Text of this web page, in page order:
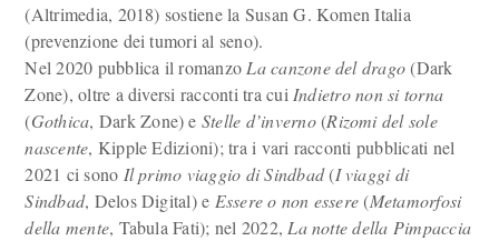
(Altrimedia, 2018) sostiene la Susan G. Komen Italia
(prevenzione dei tumori al seno).
Nel 2020 pubblica il romanzo La canzone del drago(Dark
Zone), oltre a diversi racconti tra cui Indietro non si torna
(Gothica, Dark Zone) e Stelle d’inverno(Rizomi del sole
nascente, Kipple Edizioni); tra i vari racconti pubblicati nel
2021 ci sono Il primo viaggio di Sindbad(I viaggi di
Sindbad, Delos Digital) e Essere o non essere(Metamorfosi
della mente, Tabula Fati); nel 2022, La notte della Pimpaccia